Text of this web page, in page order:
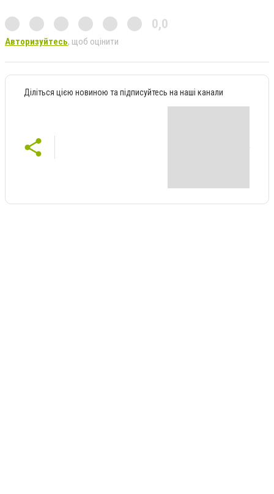
0,0
Авторизуйтесь, щоб оцінити
Діліться цією новиною та підписуйтесь на наші канали